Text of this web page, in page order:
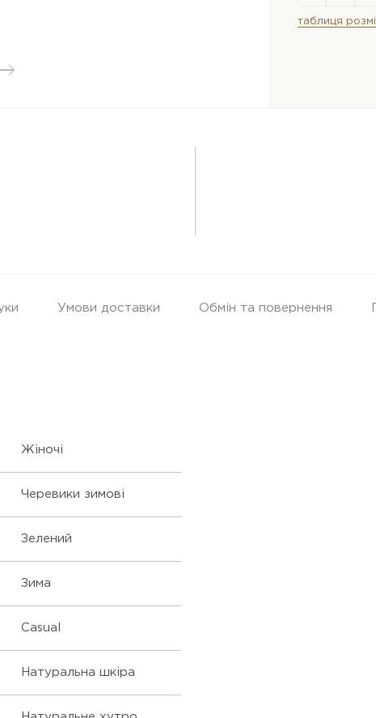
таблиця
Умови доставки Обмін та повернення
Жіночі
Черевики зимові
Зелений
Зима
Casual
Натуральна шкіра